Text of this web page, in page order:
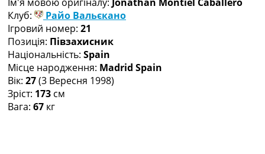
Ще Турніри >>>
Таблиці
Чемпіонат Світу. Турнирні таблиці
Таблиця УПЛ
Перша Ліга
Таблиця АПЛ
Таблиця Ла Ліги
Таблиця Ліги Чемпіонів
Всі таблиці >>>
Клуб:
Райо Вальєкано
Ігровий номер: 21
Позиція: Півзахисник
Національність: Spain
Місце народження: Madrid Spain
Вік: 27(3 Вересня 1998)
Зріст: 173 см
Вага: 67 кг